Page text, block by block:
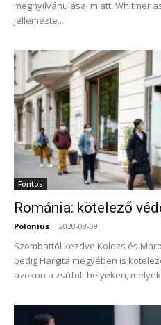
megnyilvánulásai miatt. Whitmer
jellemezte...
Fontos
Románia: kötelező
Polonius - 2020-08-09
Szombattól kezdve Kolozs és
pedig Hargita megyében is
azokon a zsúfolt helyeken,